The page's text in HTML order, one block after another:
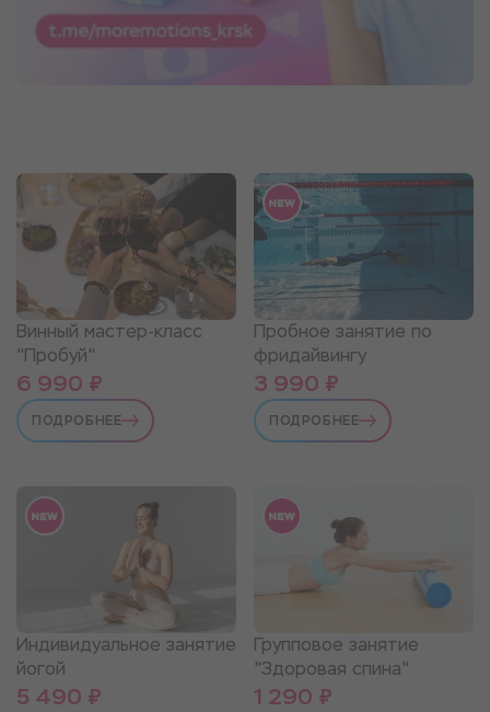
Винный мастер-класс
"Пробуй"
6 990 ₽
ПОДРОБНЕЕ
Пробное занятие по
фридайвингу
3 990 ₽
ПОДРОБНЕЕ
Индивидуальное занятие
йогой
5 490 ₽
Групповое занятие
"Здоровая спина"
1 290 ₽